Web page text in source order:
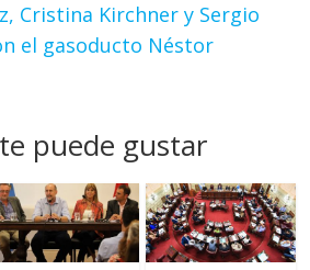
Cristina Kirchner y Sergio
el gasoducto Néstor
puede gustar